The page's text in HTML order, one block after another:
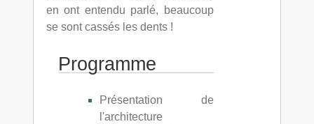
en ont entendu parlé, beaucoup
se sont cassés les dents !
Programme
Présentation de
l'architecture